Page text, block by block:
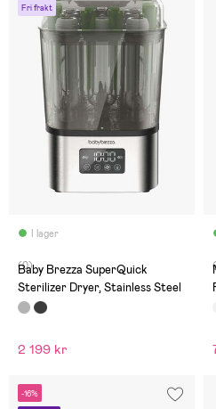
Fri frakt
I lager
(0)
Baby Brezza SuperQuick
Sterilizer Dryer, Stainless Steel
2 199 kr
-16%